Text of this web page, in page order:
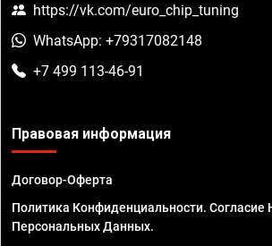
https://vk.com/euro_chip_tuning
WhatsApp: +79317082148
+7 499 113-46-91
Правовая информация
Договор-Оферта
Политика Конфиденциальности. Согласие
Персональных Данных.